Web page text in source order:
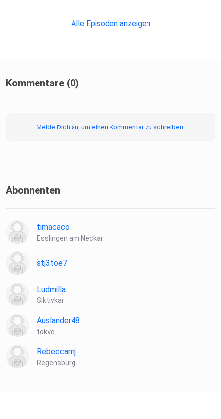
Alle Episoden anzeigen
Kommentare (0)
Melde Dich an, um einen Kommentar zu schreiben.
Abonnenten
timacaco
Esslingen am Neckar
stj3toe7
Ludmilla
Siktivkar
Auslander48
tokyo
Rebeccamj
Regensburg